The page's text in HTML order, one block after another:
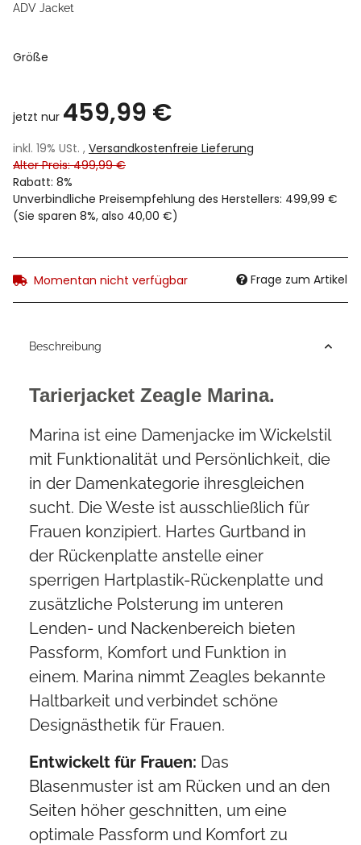
ADV Jacket
Größe
jetzt nur 459,99 €
inkl. 19% USt. , Versandkostenfreie Lieferung
Alter Preis: 499,99 €
Rabatt: 8%
Unverbindliche Preisempfehlung des Herstellers: 499,99 €
(Sie sparen 8%, also 40,00 €)
Momentan nicht verfügbar Frage zum Artikel
Beschreibung
Tarierjacket Zeagle Marina.
Marina ist eine Damenjacke im Wickelstil
mit Funktionalität und Persönlichkeit, die
in der Damenkategorie ihresgleichen
sucht. Die Weste ist ausschließlich für
Frauen konzipiert. Hartes Gurtband in
der Rückenplatte anstelle einer
sperrigen Hartplastik-Rückenplatte und
zusätzliche Polsterung im unteren
Lenden- und Nackenbereich bieten
Passform, Komfort und Funktion in
einem. Marina nimmt Zeagles bekannte
Haltbarkeit und verbindet schöne
Designästhetik für Frauen.
Entwickelt für Frauen: Das
Blasenmuster ist am Rücken und an den
Seiten höher geschnitten, um eine
optimale Passform und Komfort zu